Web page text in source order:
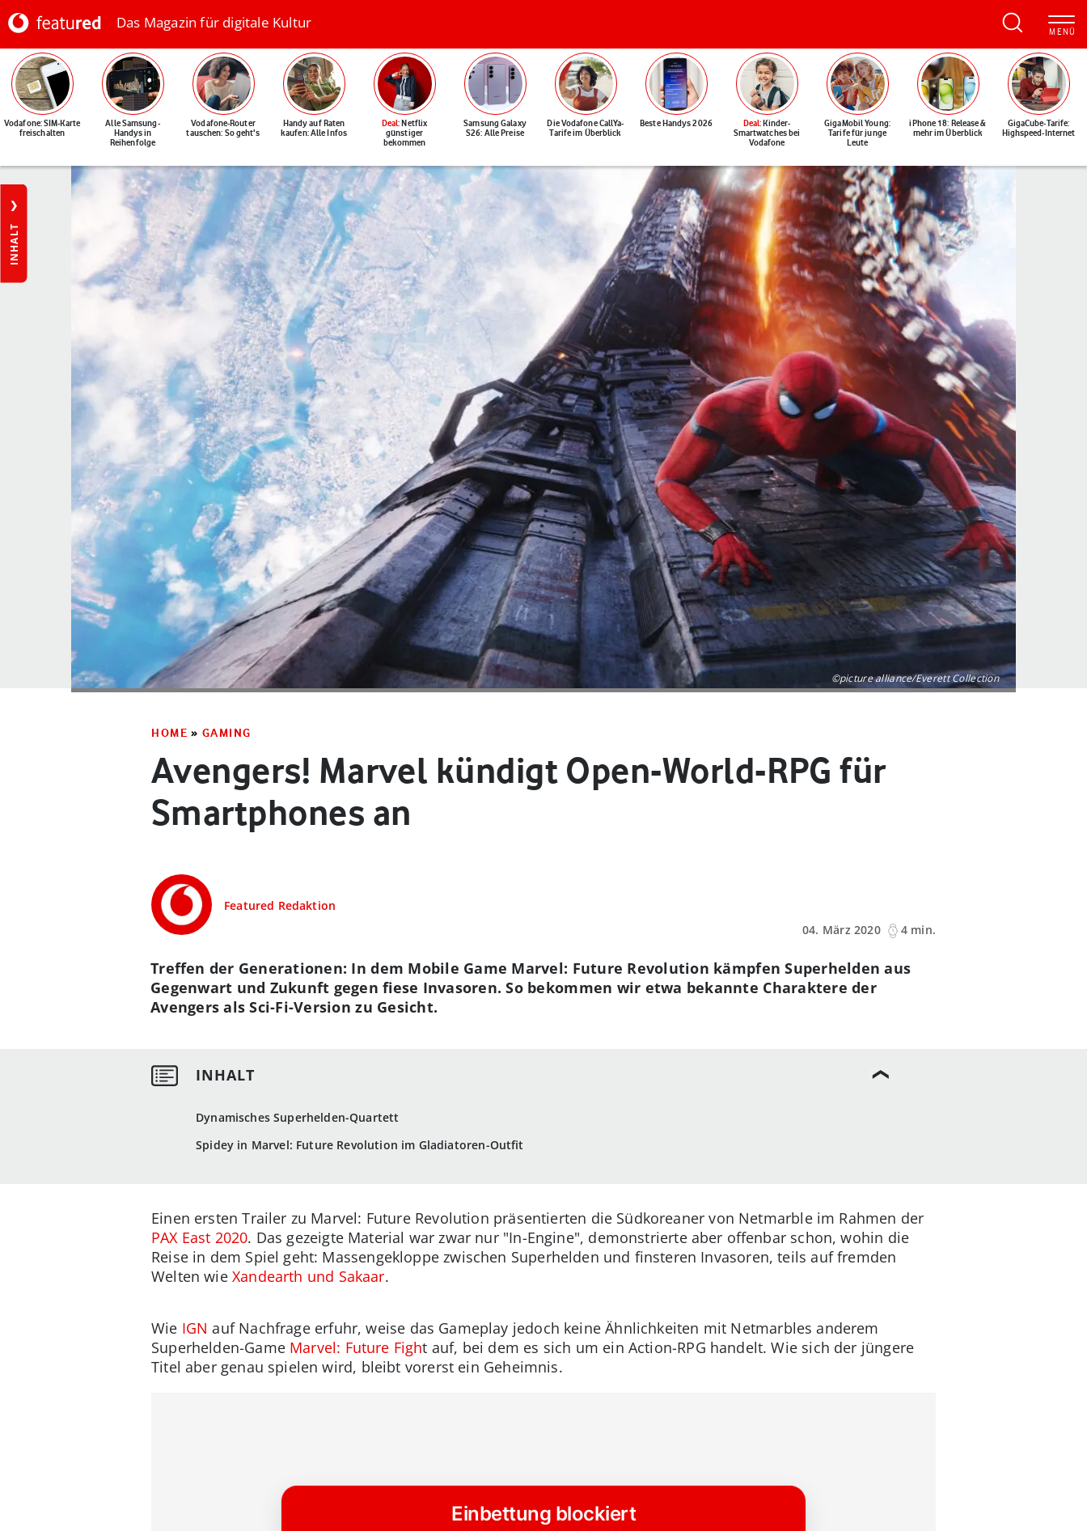
Das Magazin für digitale Kultur
Vodafone: SIM-Karte
freischalten
Alle Samsung-
Handys in
Reihenfolge
Vodafone-Router
tauschen: So geht's
Handy auf Raten
kaufen: Alle Infos
Deal: Netflix
günstiger
bekommen
Samsung Galaxy
S26: Alle Preise
Die Vodafone CallYa-
Tarife im Überblick
Beste Handys 2026 Deal: Kinder-
Smartwatches bei
Vodafone
GigaMobil Young:
Tarife für junge
Leute
iPhone 18: Release &
mehr im Überblick
GigaCube-Tarife:
Highspeed-Internet
INHALT
©picture alliance/Everett Collection
HOME » GAMING
Avengers! Marvel kündigt Open-World-RPG für
Smartphones an
Featured Redaktion
04. März 2020
4 min.
Dynamisches Superhelden-Quartett
Spidey in Marvel: Future Revolution im Gladiatoren-Outfit
Treffen der Generationen: In dem Mobile Game Marvel: Future Revolution kämpfen Superhelden aus
Gegenwart und Zukunft gegen fiese Invasoren. So bekommen wir etwa bekannte Charaktere der
Avengers als Sci-Fi-Version zu Gesicht.
Einen ersten Trailer zu Marvel: Future Revolution präsentierten die Südkoreaner von Netmarble im Rahmen der
PAX East 2020. Das gezeigte Material war zwar nur "In-Engine", demonstrierte aber offenbar schon, wohin die
Reise in dem Spiel geht: Massengekloppe zwischen Superhelden und finsteren Invasoren, teils auf fremden
Welten wie Xandearth und Sakaar.
Wie IGN auf Nachfrage erfuhr, weise das Gameplay jedoch keine Ähnlichkeiten mit Netmarbles anderem
Superhelden-Game Marvel: Future Fight auf, bei dem es sich um ein Action-RPG handelt. Wie sich der jüngere
Titel aber genau spielen wird, bleibt vorerst ein Geheimnis.